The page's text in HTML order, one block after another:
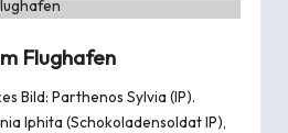
Flughafen
Bild: Parthenos Sylvia (IP).
Iphita (Schokoladensoldat IP),